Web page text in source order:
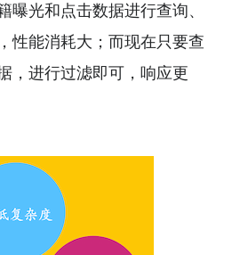
曝光和点击数据进行查询、
性能消耗大；而现在只要查
，进行过滤即可，响应更